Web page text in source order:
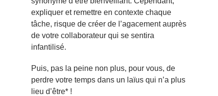
expliquer et remettre en contexte chaque
tâche, risque de créer de l’agacement auprès
de votre collaborateur qui se sentira
infantilisé.
Puis, pas la peine non plus, pour vous, de
perdre votre temps dans un laïus qui n’a plus
lieu d’être* !